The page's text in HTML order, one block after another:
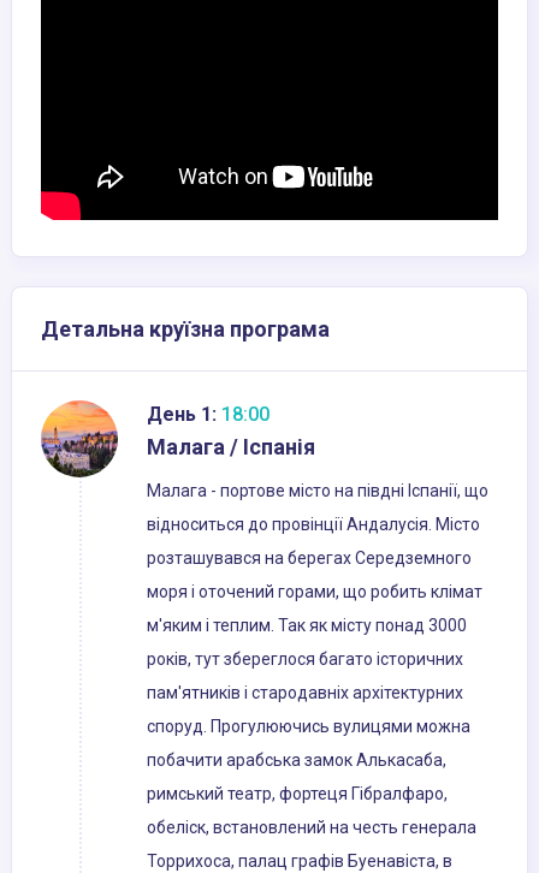
Детальна круїзна програма
День 1: 18:00
Малага / Іспанія
Малага - портове місто на півдні Іспанії, що
відноситься до провінції Андалусія. Місто
розташувався на берегах Середземного
моря і оточений горами, що робить клімат
м'яким і теплим. Так як місту понад 3000
років, тут збереглося багато історичних
пам'ятників і стародавніх архітектурних
споруд. Прогулюючись вулицями можна
побачити арабська замок Алькасаба,
римський театр, фортеця Гібралфаро,
обеліск, встановлений на честь генерала
Торрихоса, палац графів Буенавіста, в